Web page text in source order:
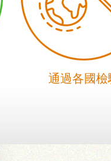
通過各國檢